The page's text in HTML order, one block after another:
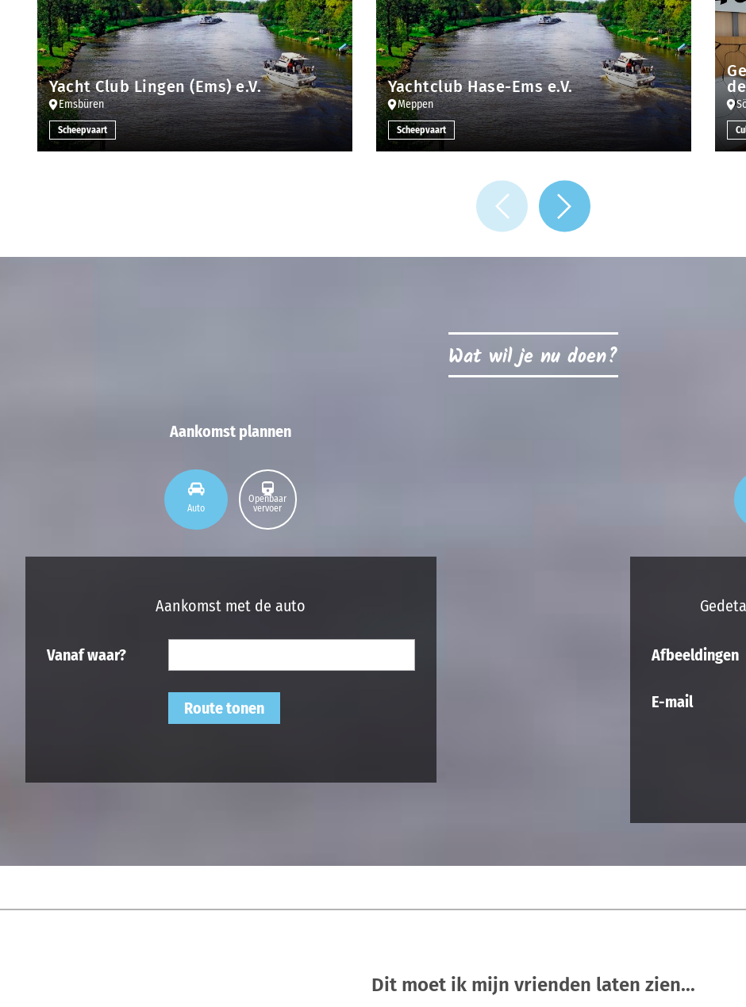
Yacht Club Lingen (Ems) e.V.
Emsbüren
Scheepvaart
Yachtclub Hase-Ems e.V.
Meppen
Scheepvaart
Wat wil je nu doen?
Aankomst plannen
Auto
Openbaar
vervoer
Aankomst met de auto
Vanaf waar?
Route tonen
Afbeeldingen
E-mail
Dit moet ik mijn vrienden laten zien...